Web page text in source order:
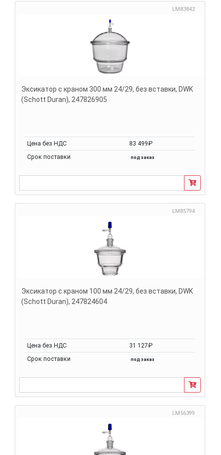
LM83842
Эксикатор с краном 300 мм 24/29, без вставки, DWK
(Schott Duran), 247826905
Цена без НДС
83 499₽
Срок поставки
под заказ
LM85794
Эксикатор с краном 100 мм 24/29, без вставки, DWK
(Schott Duran), 247824604
Цена без НДС
31 127₽
Срок поставки
под заказ
LM56399